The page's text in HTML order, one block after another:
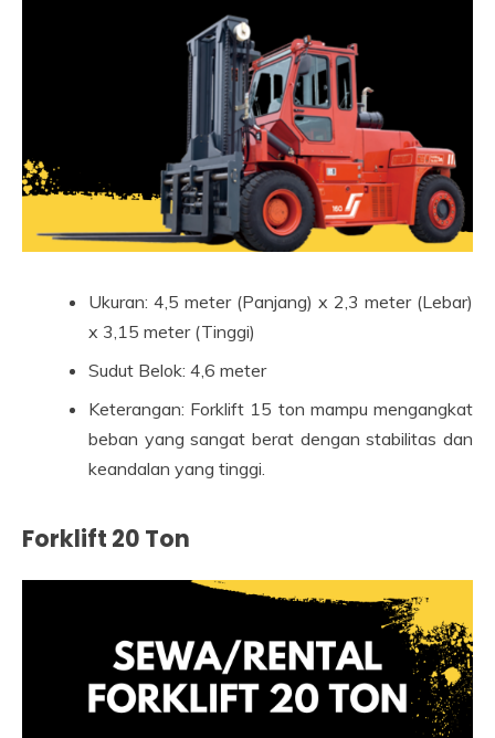
Ukuran: 4,5 meter (Panjang) x 2,3 meter (Lebar)
x 3,15 meter (Tinggi)
Sudut Belok: 4,6 meter
Keterangan: Forklift 15 ton mampu mengangkat
beban yang sangat berat dengan stabilitas dan
keandalan yang tinggi.
Forklift 20 Ton